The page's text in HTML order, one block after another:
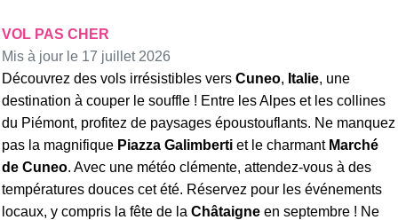
VOL PAS CHER
Mis à jour le 17 juillet 2026
Découvrez des vols irrésistibles vers Cuneo, Italie, une
destination à couper le souffle ! Entre les Alpes et les collines
du Piémont, profitez de paysages époustouflants. Ne manquez
pas la magnifique Piazza Galimberti et le charmant Marché
de Cuneo. Avec une météo clémente, attendez-vous à des
températures douces cet été. Réservez pour les événements
locaux, y compris la fête de la Châtaigne en septembre ! Ne